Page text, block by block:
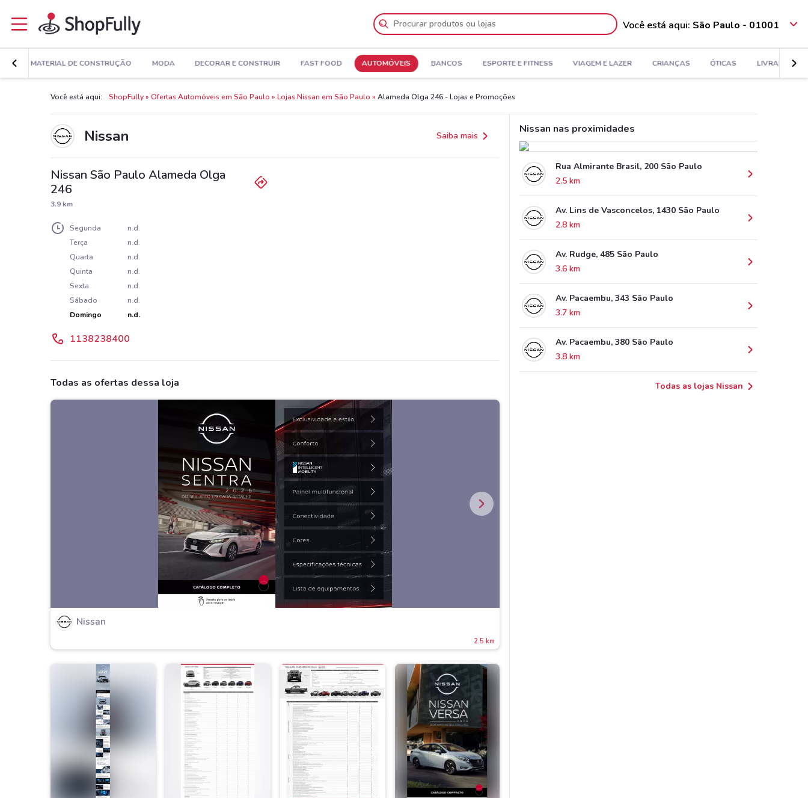
Você está aqui: São Paulo - 01001
MATERIAL DE CONSTRUÇÃO MODA DECORAR E CONSTRUIR FAST FOOD AUTOMÓVEIS BANCOS ESPORTE E FITNESS VIAGEM E LAZER CRIANÇAS ÓTICAS LIVRARIA,
Você está aqui: ShopFully Ofertas Automóveis em São Paulo Lojas Nissan em São Paulo Alameda Olga 246 - Lojas e Promoções
Nissan Saiba mais
Nissan São Paulo Alameda Olga
246
3.9 km
Segunda
n.d.
Terça
n.d.
Quarta
n.d.
Quinta
n.d.
Sexta
n.d.
Sábado
n.d.
Domingo
n.d.
1138238400
Todas as ofertas dessa loja
Nissan
2.5 km
Nissan nas proximidades
Rua Almirante Brasil, 200 São Paulo
2.5 km
Av. Lins de Vasconcelos, 1430 São Paulo
2.8 km
Av. Rudge, 485 São Paulo
3.6 km
Av. Pacaembu, 343 São Paulo
3.7 km
Av. Pacaembu, 380 São Paulo
3.8 km
Todas as lojas Nissan